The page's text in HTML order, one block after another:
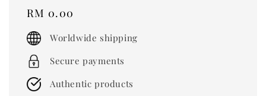
Regular
price
RM 0.00
Worldwide shipping
Secure payments
Authentic products